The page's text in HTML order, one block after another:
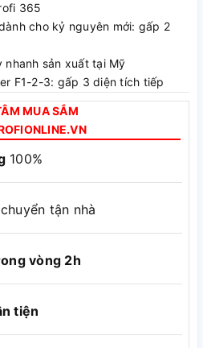
365
cho kỷ nguyên mới: gấp 2
nhanh sản xuất tại Mỹ
F1-2-3: gấp 3 diện tích tiếp
cùng 2 lõi chức năng Smax
Master Alkaline: bổ sung dồi
khoáng chất có lợi cho cơ
MUA SẮM
100%
tận nhà
vòng 2h
tiện